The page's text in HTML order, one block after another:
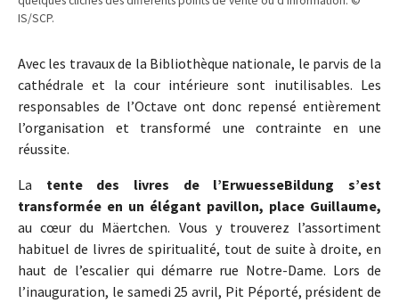
IS/SCP.
Avec les travaux de la Bibliothèque nationale, le parvis de la
cathédrale et la cour intérieure sont inutilisables. Les
responsables de l’Octave ont donc repensé entièrement
l’organisation et transformé une contrainte en une
réussite.
La tente des livres de l’ErwuesseBildung s’est
transformée en un élégant pavillon, place Guillaume,
au cœur du Mäertchen. Vous y trouverez l’assortiment
habituel de livres de spiritualité, tout de suite à droite, en
haut de l’escalier qui démarre rue Notre-Dame. Lors de
l’inauguration, le samedi 25 avril, Pit Péporté, président de